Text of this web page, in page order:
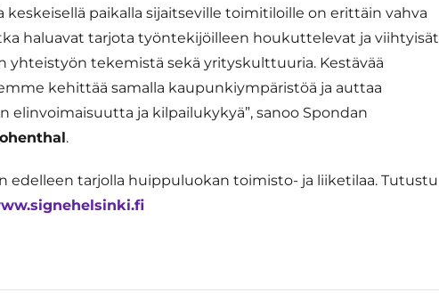
keskeisellä paikalla sijaitseville toimitiloille on erittäin vahva
haluavat tarjota työntekijöilleen houkuttelevat ja viihtyisät
yhteistyön tekemistä sekä yrityskulttuuria. Kestävää
kehittää samalla kaupunkiympäristöä ja auttaa
elinvoimaisuutta ja kilpailukykyä”, sanoo Spondan
.
edelleen tarjolla huippuluokan toimisto- ja liiketilaa. Tutustu